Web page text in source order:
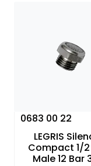
0683 00 22
LEGRIS
Compact 1/2
Male 12 Bar